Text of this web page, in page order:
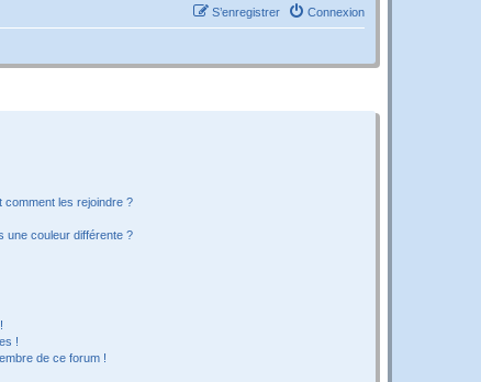
Connexion
S’enregistrer
comment les rejoindre ?
une couleur différente ?
!
de ce forum !